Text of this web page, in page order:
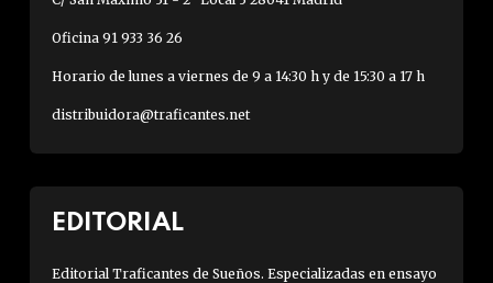
Oficina 91 933 36 26
Horario de lunes a viernes de 9 a 14:30 h y de 15:30 a 17 h
distribuidora@traficantes.net
EDITORIAL
Editorial Traficantes de Sueños. Especializadas en ensayo